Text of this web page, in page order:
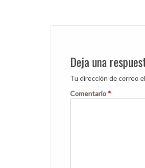
Post
navigation
Deja una
Tu dirección de correo
Comentario *